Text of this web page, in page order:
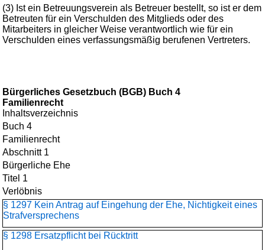
(3) Ist ein Betreuungsverein als Betreuer bestellt, so ist er dem
Betreuten für ein Verschulden des Mitglieds oder des
Mitarbeiters in gleicher Weise verantwortlich wie für ein
Verschulden eines verfassungsmäßig berufenen Vertreters.
Bürgerliches Gesetzbuch (BGB) Buch 4
Familienrecht
Inhaltsverzeichnis
Buch 4
Familienrecht
Abschnitt 1
Bürgerliche Ehe
Titel 1
Verlöbnis
§ 1297 Kein Antrag auf Eingehung der Ehe, Nichtigkeit eines
Strafversprechens
§ 1298 Ersatzpflicht bei Rücktritt